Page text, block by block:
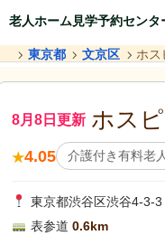
老人ホーム見学予約センタ
東京都 文京区 ホス
8月8日更新 ホス
★4.05 介護付き有料老
東京都渋谷区渋谷4-3-3
表参道 0.6km